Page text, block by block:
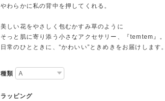
やわらかに私の背中を押してくれる。
美しい花をやさしく包むかすみ草のように
そっと肌に寄り添う小さなアクセサリー、『temtem』。
日常のひとときに、“かわいい”ときめきをお届けします。
種類
ラッピング